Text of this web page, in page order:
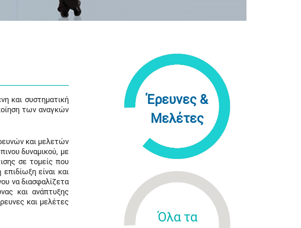
και συστηματική
των αναγκών
και μελετών
δυναμικού, με
σε τομείς που
είναι και
να διασφαλίζετα
και ανάπτυξης
και μελέτες
Έρευνες &
Μελέτες
Όλα τα